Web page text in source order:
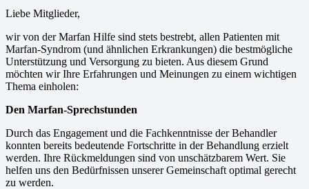
Liebe Mitglieder,
wir von der Marfan Hilfe sind stets bestrebt, allen Patienten mit
Marfan-Syndrom (und ähnlichen Erkrankungen) die bestmögliche
Unterstützung und Versorgung zu bieten. Aus diesem Grund
möchten wir Ihre Erfahrungen und Meinungen zu einem wichtigen
Thema einholen:
Den Marfan-Sprechstunden
Durch das Engagement und die Fachkenntnisse der Behandler
konnten bereits bedeutende Fortschritte in der Behandlung erzielt
werden. Ihre Rückmeldungen sind von unschätzbarem Wert. Sie
helfen uns den Bedürfnissen unserer Gemeinschaft optimal gerecht
zu werden.